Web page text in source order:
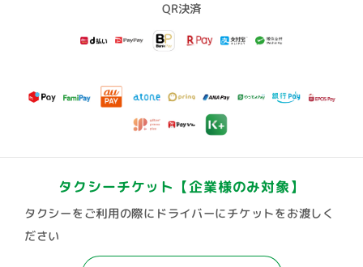
QR決済
タクシーチケット 【企業様のみ対象】
タクシーをご利用の際にドライバーにチケットをお渡しく
ださい